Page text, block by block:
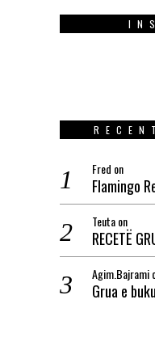
Fred on
Flamingo
Teutaon
RECETË
Agim.Bajrami
Grua e